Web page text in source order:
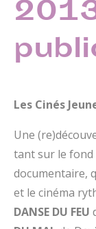
Les Cinés
Une
tant sur le fond
documentaire,
et le cinéma
DANSE DU FEU